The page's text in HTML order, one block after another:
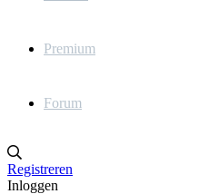
Premium
Forum
Registreren
Inloggen